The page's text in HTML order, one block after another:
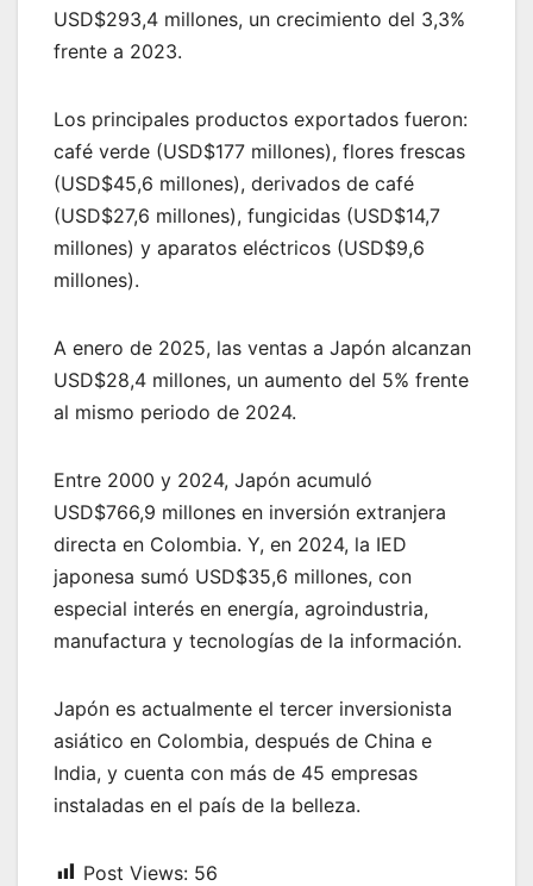
USD$293,4 millones, un crecimiento del 3,3%
frente a 2023.
Los principales productos exportados fueron:
café verde (USD$177 millones), flores frescas
(USD$45,6 millones), derivados de café
(USD$27,6 millones), fungicidas (USD$14,7
millones) y aparatos eléctricos (USD$9,6
millones).
A enero de 2025, las ventas a Japón alcanzan
USD$28,4 millones, un aumento del 5% frente
al mismo periodo de 2024.
Entre 2000 y 2024, Japón acumuló
USD$766,9 millones en inversión extranjera
directa en Colombia. Y, en 2024, la IED
japonesa sumó USD$35,6 millones, con
especial interés en energía, agroindustria,
manufactura y tecnologías de la información.
Japón es actualmente el tercer inversionista
asiático en Colombia, después de China e
India, y cuenta con más de 45 empresas
instaladas en el país de la belleza.
Post Views: 56